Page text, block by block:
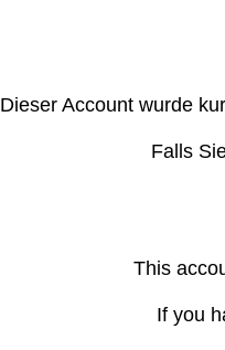
Dieser Account wurde
Falls
This
If you